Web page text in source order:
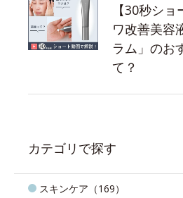
【30秒シ
ワ改善美容
ラム」のお
て？
カテゴリで探す
スキンケア（169）